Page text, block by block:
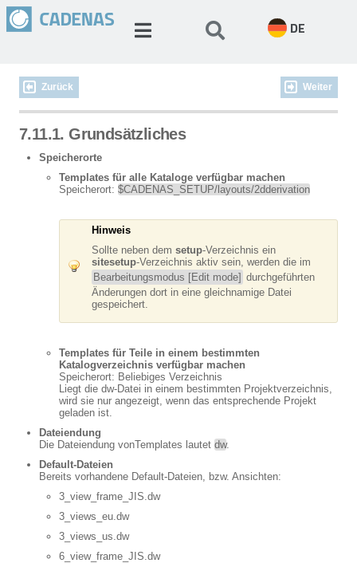
DE
Zurück Weiter
7.11.1. Grundsätzliches
Speicherorte
Templates für alle Kataloge verfügbar machen
Speicherort: $CADENAS_SETUP/layouts/2dderivation
Hinweis
Sollte neben dem setup-Verzeichnis ein
sitesetup-Verzeichnis aktiv sein, werden die im
Bearbeitungsmodus [Edit mode] durchgeführten
Änderungen dort in eine gleichnamige Datei
gespeichert.
Templates für Teile in einem bestimmten
Katalogverzeichnis verfügbar machen
Speicherort: Beliebiges Verzeichnis
Liegt die dw-Datei in einem bestimmten Projektverzeichnis,
wird sie nur angezeigt, wenn das entsprechende Projekt
geladen ist.
Dateiendung
Die Dateiendung vonTemplates lautet dw.
Default-Dateien
Bereits vorhandene Default-Dateien, bzw. Ansichten:
3_view_frame_JIS.dw
3_views_eu.dw
3_views_us.dw
6_view_frame_JIS.dw